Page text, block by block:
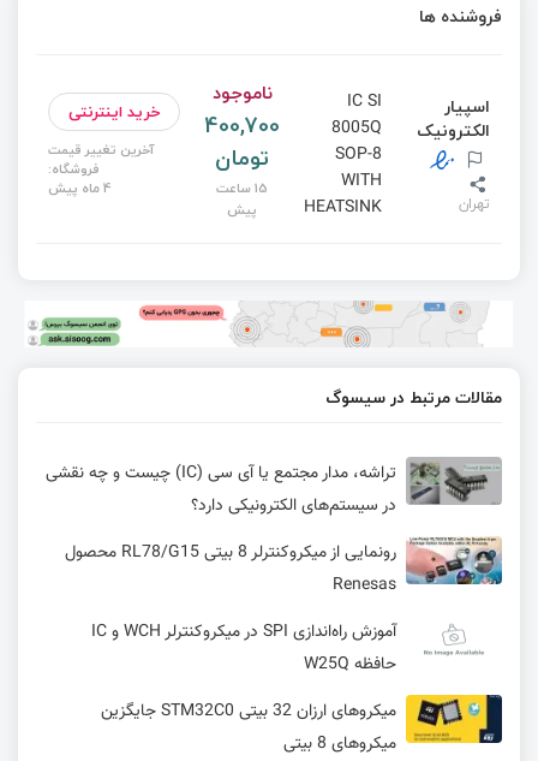
فروشنده ها
اسپیار
الکترونیک
تهران
IC SI
8005Q
SOP-8
WITH
HEATSINK
ناموجود
400,700
تومان
15 ساعت
پیش
خرید اینترنتی
آخرین تغییر قیمت
فروشگاه:
4 ماه پیش
مقالات مرتبط در سیسوگ
تراشه، مدار مجتمع یا آی سی (IC) چیست و چه نقشی
در سیستم‌های الکترونیکی دارد؟
رونمایی از میکروکنترلر 8 بیتی RL78/G15 محصول
Renesas
آموزش راه‌اندازی SPI در میکروکنترلر WCH و IC
حافظه W25Q
میکروهای ارزان 32 بیتی STM32C0 جایگزین
میکروهای 8 بیتی